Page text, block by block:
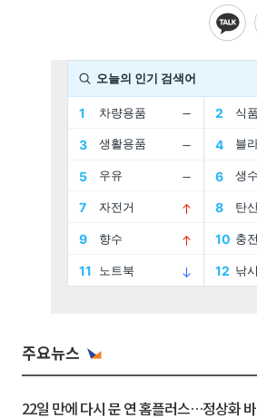
주요뉴스
22일 만에 다시 문 연 홈플러스…정상화 바